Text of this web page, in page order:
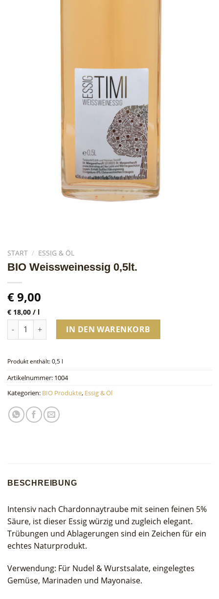
START / ESSIG & ÖL
BIO Weissweinessig 0,5lt.
€9,00
€ 18,00/ l
BIO Weissweinessig 0,5lt. Menge
IN DEN WARENKORB
Produkt enthält: 0,5 l
Artikelnummer: 1004
Kategorien: BIO Produkte, Essig & Öl
BESCHREIBUNG
Intensiv nach Chardonnaytraube mit seinen feinen 5%
Säure, ist dieser Essig würzig und zugleich elegant.
Trübungen und Ablagerungen sind ein Zeichen für ein
echtes Naturprodukt.
Verwendung: Für Nudel & Wurstsalate, eingelegtes
Gemüse, Marinaden und Mayonaise.